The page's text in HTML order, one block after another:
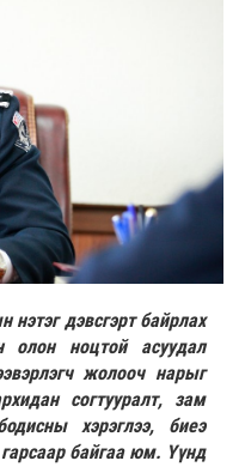
дэвсгэрт байрлах
олон ноцтой асуудал
жолооч нарыг
согтууралт, зам
хэрэглээ, биеэ
гарсаар байгаа юм. Үүнд